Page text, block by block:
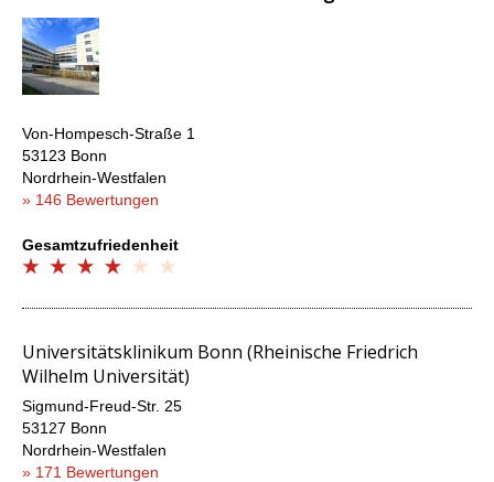
Von-Hompesch-Straße 1
53123 Bonn
Nordrhein-Westfalen
» 146 Bewertungen
Gesamtzufriedenheit
Universitätsklinikum Bonn (Rheinische Friedrich
Wilhelm Universität)
Sigmund-Freud-Str. 25
53127 Bonn
Nordrhein-Westfalen
» 171 Bewertungen